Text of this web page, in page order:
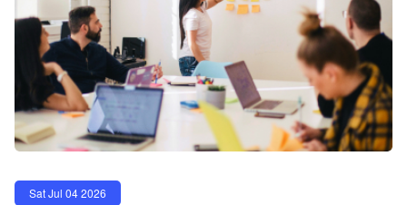
Sat Jul 04 2026